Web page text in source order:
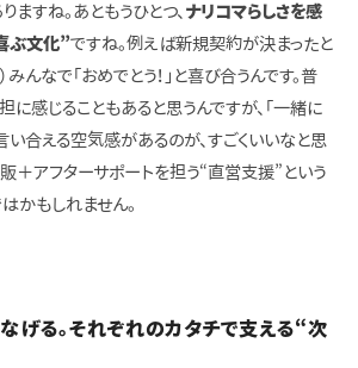
ますね。あともうひとつ、 ナリコマらしさを感
ぶ文化”ですね。例えば新規契約が決まったと
みんなで「おめでとう！」と喜び合うんです。普
に感じることもあると思うんですが、「一緒に
い合える空気感があるのが、すごくいいなと思
販＋アフターサポートを担う“直営支援”という
かもしれません。
なげる。それぞれのカタチで支える“次